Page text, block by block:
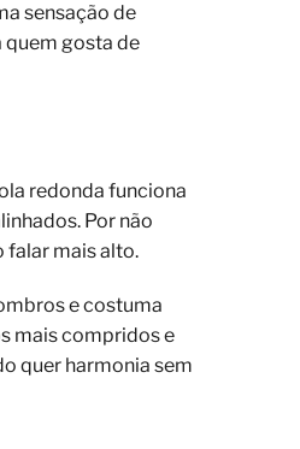
sensação de
quem gosta de
redonda funciona
Por não
falar mais alto.
e costuma
mais compridos e
quer harmonia sem